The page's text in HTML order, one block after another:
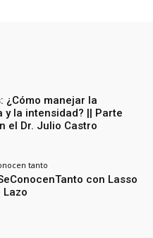
¿Cómo manejar la
la intensidad? || Parte
el Dr. Julio Castro
tanto
con Lasso
Lazo